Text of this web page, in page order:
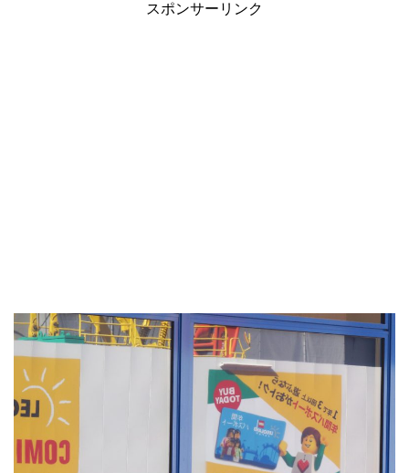
スポンサーリンク